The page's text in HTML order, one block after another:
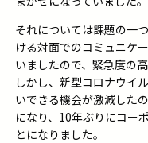
それについては課題の一
ける対面でのコミュニケ
いましたので、 緊急度の
しかし、 新型コロナウイ
いできる機会が激減した
になり、 10年ぶりにコー
とになりました。